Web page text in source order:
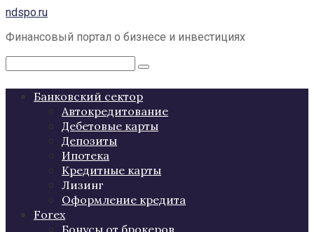
Перейти
контенту
ndspo.ru
Финансовый портал о бизнесе и инвестициях
Поиск:
Банковский сектор
Автокредитование
Дебетовые карты
Депозиты
Ипотека
Кредитные карты
Лизинг
Оформление кредита
Forex
Бонусы от брокеров